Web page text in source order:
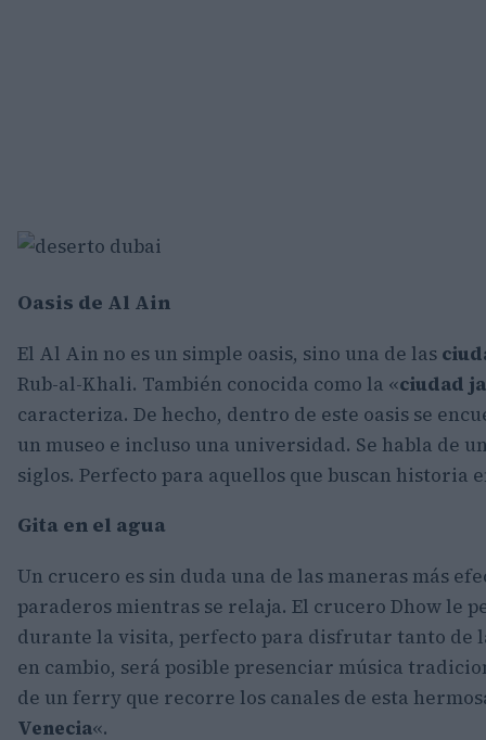
Oasis de Al Ain
El Al Ain no es un simple oasis, sino una de las
Rub-al-Khali. También conocida como la «ciudad
caracteriza. De hecho, dentro de este oasis se
un museo e incluso una universidad. Se habla de
siglos. Perfecto para aquellos que buscan historia
Gita en el agua
Un crucero es sin duda una de las maneras más
paraderos mientras se relaja. El crucero Dhow le
durante la visita, perfecto para disfrutar tanto de
en cambio, será posible presenciar música
de un ferry que recorre los canales de esta
Venecia«.